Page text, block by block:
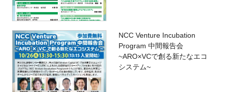
NCC Venture Incubation
Program 中間報告会
~ARO×VCで創る新たなエコ
システム~